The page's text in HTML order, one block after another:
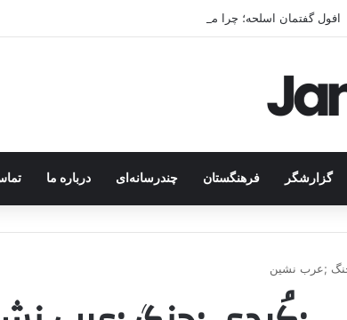
افول گفتمان اسلحه؛ چرا مبارزه مسلحانه در میان کردها اعتبار گذشته را
گزارشگر فرهنگستان چندرسانه‌ای درباره ما
;عرب نشین